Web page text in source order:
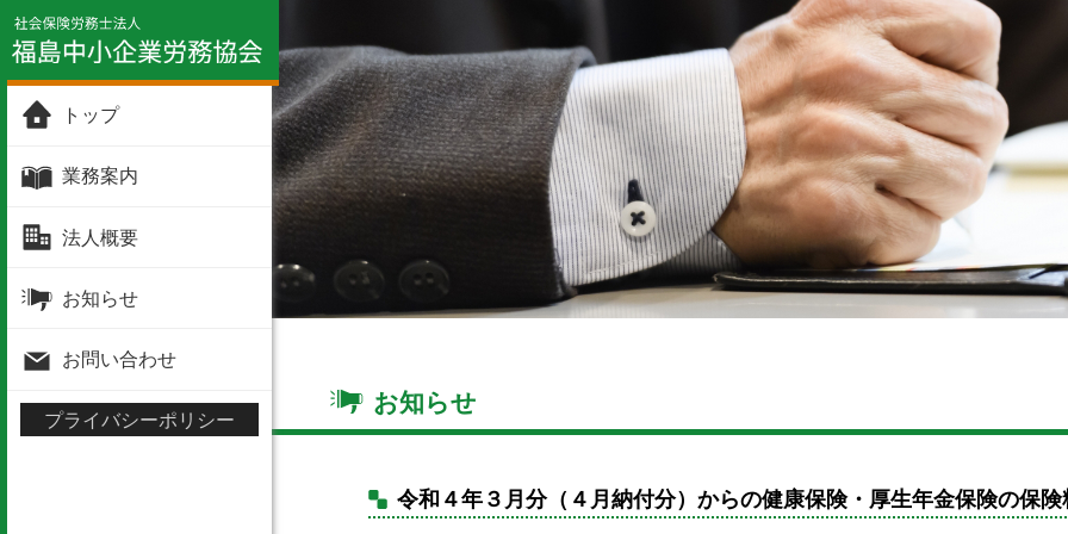
トップ
業務案内
法人概要
お知らせ
お問い合わせ
プライバシーポリシー
お知らせ
令和４年３月分（４月納付分）からの健康保険・厚生年金保険の保険